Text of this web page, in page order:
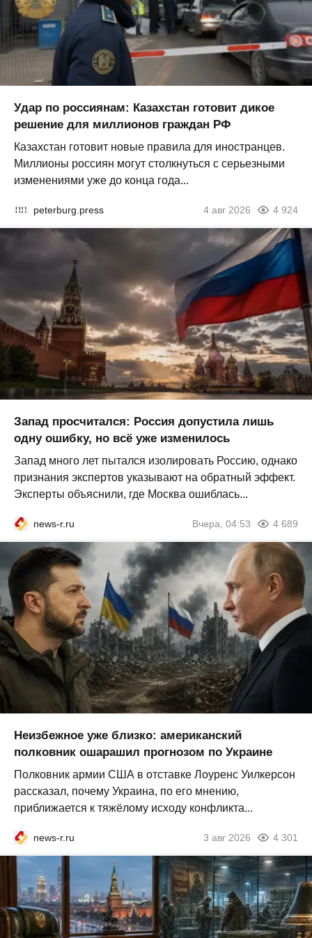
Удар по россиянам: Казахстан готовит дикое
решение для миллионов граждан РФ
Казахстан готовит новые правила для иностранцев.
Миллионы россиян могут столкнуться с серьезными
изменениями уже до конца года...
peterburg.press 4 авг 2026 4 924
Запад просчитался: Россия допустила лишь
одну ошибку, но всё уже изменилось
Запад много лет пытался изолировать Россию, однако
признания экспертов указывают на обратный эффект.
Эксперты объяснили, где Москва ошиблась...
news-r.ru Вчера, 04:53 4 689
Неизбежное уже близко: американский
полковник ошарашил прогнозом по Украине
Полковник армии США в отставке Лоуренс Уилкерсон
рассказал, почему Украина, по его мнению,
приближается к тяжёлому исходу конфликта...
news-r.ru 3 авг 2026 4 301